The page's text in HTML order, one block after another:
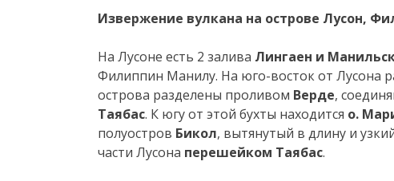
Извержение вулкана на острове Лусон,
На Лусоне есть 2 залива Лингаен и
Филиппин Манилу. На юго-восток от Лусона
острова разделены проливом Верде,
Таябас. К югу от этой бухты находится о.
полуостров Бикол, вытянутый в длину и
части Лусона перешейком Таябас.